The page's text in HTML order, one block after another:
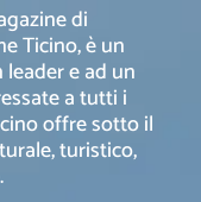
di
Ticino, è un
e ad un
a tutti i
offre sotto il
turistico,